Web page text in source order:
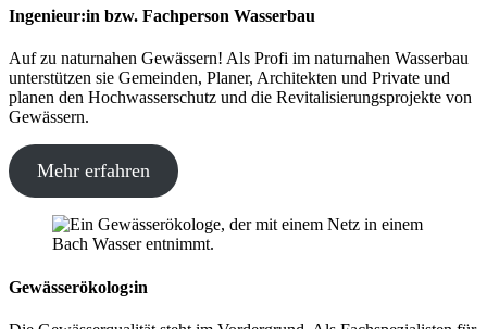
Ingenieur:in bzw. Fachperson Wasserbau
Auf zu naturnahen Gewässern! Als Profi im naturnahen Wasserbau
unterstützen sie Gemeinden, Planer, Architekten und Private und
planen den Hochwasserschutz und die Revitalisierungsprojekte von
Gewässern.
Mehr erfahren
Gewässerökolog:in